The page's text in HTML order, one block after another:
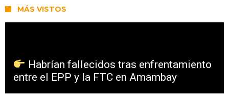
MÁS VISTOS
Habrían fallecidos tras enfrentamiento
entre el EPP y la FTC en Amambay